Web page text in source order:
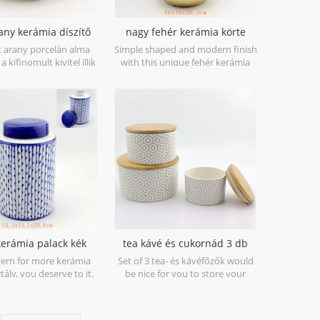
kerámia díszítő
faceted
arany porcelán alma
kifinomult kivitel illik
dekorációjához.
nagy fehér kerámia körte
kézzel épített lakberendezési
szobrok
Simple shaped and modern finish
with this unique fehér kerámia
palack kék
festett csíkok
for more kerámia
you deserve to it.
tea kávé és cukornád 3 db
bambusz fedéllel
Set of 3 tea- és kávéfőzők would
be nice for you to store your